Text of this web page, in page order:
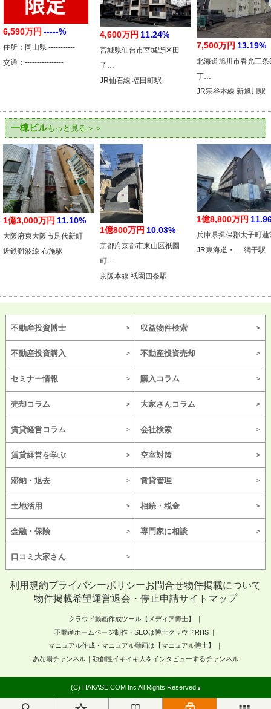
6,590万円 -----%
住所：岡山県 -----------
交通：----------------
4,600万円 11.24%
宮城県仙台市宮城野区田
子…
JR仙石線 福田町駅
7,500万円 13.19%
北海道旭川市春光三条
丁…
JR宗谷本線 新旭川駅
一棟ビルもっと見る＞＞
1億3,000万円 11.10%
大阪府東大阪市足代新町
近鉄難波線 布施駅
1億800万円 10.03%
京都府京都市東山区祇園
町…
京阪本線 祇園四条駅
1億8,800万円
兵庫県揖保郡太子町蓮
JR東海道・… 網干駅
不動産投資博士 収益物件検索
不動産投資購入 不動産投資売却
セミナー情報 購入コラム
売却コラム 大家さんコラム
賃貸経営コラム 会社検索
賃貸経営を学ぶ 空室対策
滞納・退去 賃貸管理
土地活用 相続・税金
金融・保険 専門家に相談
口コミ大家さん
利用規約プライバシーポリシーお問合せ物件掲載について
物件掲載希望運営退会・停止申請サイトマップ
クラウド動画作成ツール【メディア博士】
不動産ホームページ制作・SEOは博士クラウドRHS
マニュアル作成・マニュアル動画は【マニュアル博士】
あな場チャンネル｜独創性イキイキ人をインタビューするチャンネル
(C) HAKASE.COM Inc All Rights Reserved.